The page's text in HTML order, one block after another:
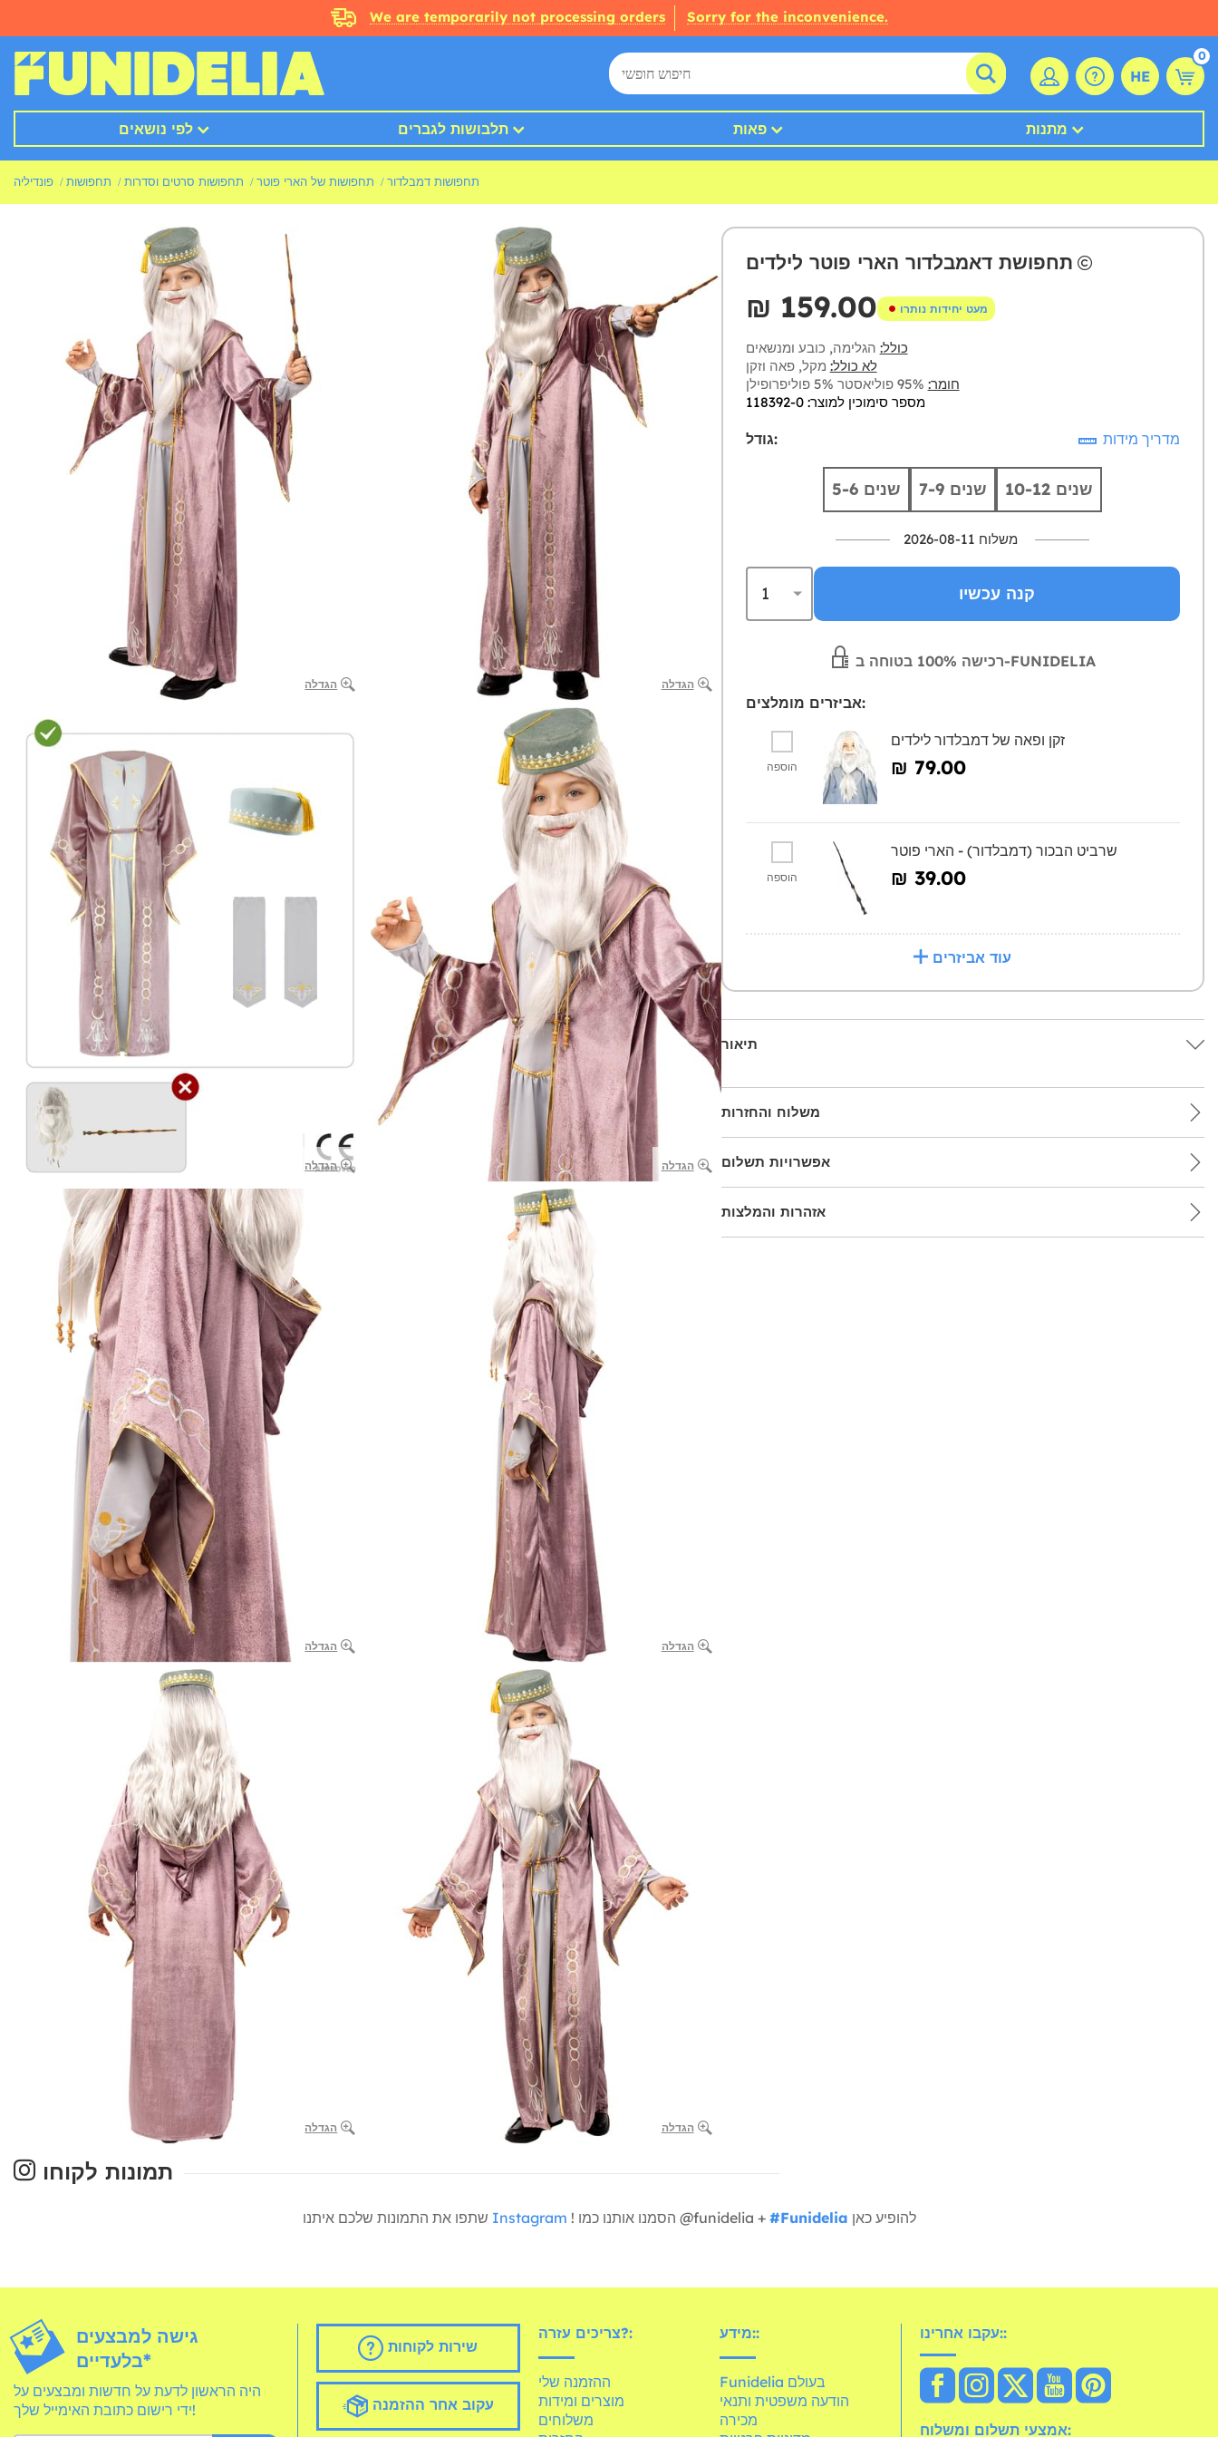
We are temporarily not processing orders Sorry for the inconvenience.
HE
0
לפי נושאים תלבושות לגברים פאות מתנות
פונדיליה תחפושות תחפושות סרטים וסדרות תחפושות של הארי פוטר תחפושות דמבלדור
הגדלה הגדלה
הגדלה הגדלה
הגדלה הגדלה
הגדלה הגדלה
תחפושת דאמבלדור הארי פוטר לילדים
₪‎ 159.00 מעט יחידות נותרו
כולל: הגלימה, כובע ומנשאים
לא כולל: מקל, פאה וזקן
חומר:
מספר סימוכין למוצר: 118392-0
גודל: מדריך מידות
5-6 שנים 7-9 שנים 10-12 שנים
משלוח 2026-08-11
קנה עכשיו
רכישה 100% בטוחה ב-FUNIDELIA
אביזרים מומלצים:
הוספה
זקן ופאה של דמבלדור לילדים
₪‎ 79.00
הוספה
שרביט הבכור (דמבלדור) - הארי פוטר
₪‎ 39.00
עוד אביזרים
תיאור
משלוח והחזרות
אפשרויות תשלום
אזהרות והמלצות
תמונות לקוחו
Instagram ! הסמנו אותנו כמו @funidelia + #Funidelia להופיע כאן
גישה למבצעים
בלעדיים*
היה הראשון לדעת על חדשות ומבצעים על
ידי רישום כתובת האימייל שלך!
שירות לקוחות
עקוב אחר ההזמנה
צריכים עזרה?:
ההזמנה שלי
מוצרים ומידות
משלוחים
מידע::
Funidelia בעולם
הודעה משפטית ותנאי
מכירה
עקבו אחרינו::
אמצעי תשלום ומשלוח: